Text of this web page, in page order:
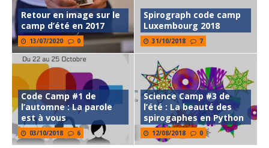
Retour en image sur le
camp d’été en 2017
13/07/2020 0
Spirograph code camp
Luxembourg 2018
31/10/2018 7
Code Camp #1 de
l’automne : La parole
est à vous
03/10/2018 6
Science Camp #3 de
l’été : La beauté des
spirogaphes en Python
12/08/2018 0